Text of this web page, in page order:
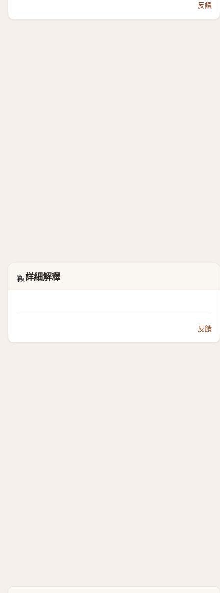
反饋
𥀶詳細解釋
反饋